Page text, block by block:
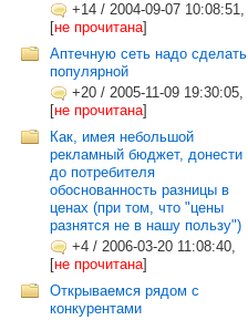
+14 / 2004-09-07 10:08:51,
[не прочитана]
Аптечную сеть надо сделать
популярной
+20 / 2005-11-09 19:30:05,
[не прочитана]
Как, имея небольшой
рекламный бюджет, донести
до потребителя
обоснованность разницы в
ценах (при том, что "цены
разнятся не в нашу пользу")
+4 / 2006-03-20 11:08:40,
[не прочитана]
Открываемся рядом с
конкурентами